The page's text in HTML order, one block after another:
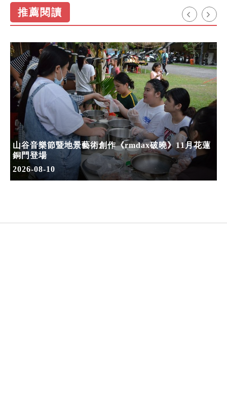
推薦閱讀
山谷音樂節暨地景藝術創作《rmdax破曉》11月花蓮
銅門登場
2026-08-10